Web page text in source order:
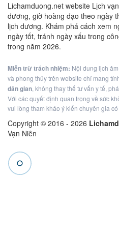
Lichamduong.net website Lịch
dương, giờ hoàng đạo theo ngày
lịch dương. Khám phá cách xem
ngày tốt, tránh ngày xấu trong
trong năm 2026.
Miễn trừ trách nhiệm: Nội dung lịch
và phong thủy trên website chỉ mang
dân gian, không thay thế tư vấn y tế,
Với các quyết định quan trọng về sức
vui lòng tham khảo ý kiến chuyên gia
Copyright © 2016 - 2026
Vạn Niên